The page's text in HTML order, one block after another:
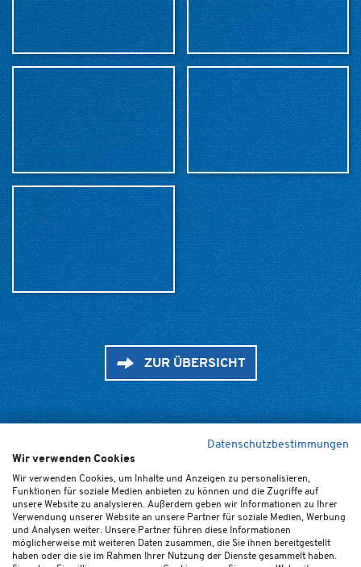
ZUR ÜBERSICHT
Home Kontakt Newsletter FAQ (de/en) Impressum
Datenschutz Ticket-AGB Cookie-Einstellungen
Datenschutzbestimmungen
Wir verwenden Cookies
Wir verwenden Cookies, um Inhalte und Anzeigen zu personalisieren,
Funktionen für soziale Medien anbieten zu können und die Zugriffe auf
unsere Website zu analysieren. Außerdem geben wir Informationen zu Ihrer
Verwendung unserer Website an unsere Partner für soziale Medien, Werbung
und Analysen weiter. Unsere Partner führen diese Informationen
möglicherweise mit weiteren Daten zusammen, die Sie ihnen bereitgestellt
haben oder die sie im Rahmen Ihrer Nutzung der Dienste gesammelt haben.